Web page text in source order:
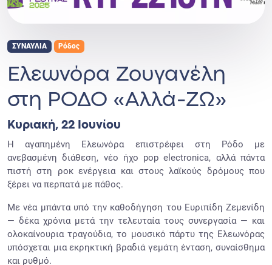
ΣΥΝΑΥΛΙΑ Ρόδος
Ελεωνόρα Ζουγανέλη
στη ΡΟΔΟ «Αλλά-ΖΩ»
Κυριακή, 22 Ιουνίου
Η αγαπημένη Ελεωνόρα επιστρέφει στη Ρόδο με
ανεβασμένη διάθεση, νέο ήχο pop electronica, αλλά πάντα
πιστή στη ροκ ενέργεια και στους λαϊκούς δρόμους που
ξέρει να περπατά με πάθος.
Με νέα μπάντα υπό την καθοδήγηση του Ευριπίδη Ζεμενίδη
— δέκα χρόνια μετά την τελευταία τους συνεργασία — και
ολοκαίνουρια τραγούδια, το μουσικό πάρτυ της Ελεωνόρας
υπόσχεται μια εκρηκτική βραδιά γεμάτη ένταση, συναίσθημα
και ρυθμό.